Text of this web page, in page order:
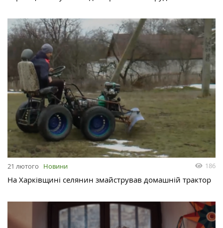
21 лютого Новини 186
На Харківщині селянин змайстрував домашній трактор